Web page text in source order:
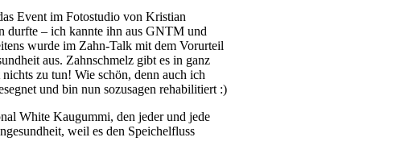
Event im Fotostudio von Kristian
durfte – ich kannte ihn aus GNTM und
wurde im Zahn-Talk mit dem Vorurteil
aus. Zahnschmelz gibt es in ganz
zu tun! Wie schön, denn auch ich
und bin nun sozusagen rehabilitiert :)
White Kaugummi, den jeder und jede
weil es den Speichelfluss